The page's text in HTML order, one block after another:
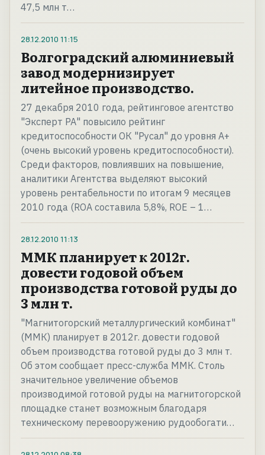
47,5 млн т…
28.12.2010 11:15
Волгоградский алюминиевый
завод модернизирует
литейное производство.
27 декабря 2010 года, рейтинговое агентство
"Эксперт РА" повысило рейтинг
кредитоспособности ОК "Русал" до уровня А+
(очень высокий уровень кредитоспособности).
Среди факторов, повлиявших на повышение,
аналитики Агентства выделяют высокий
уровень рентабельности по итогам 9 месяцев
2010 года (ROA составила 5,8%, ROE – 1…
28.12.2010 11:13
ММК планирует к 2012г.
довести годовой объем
производства готовой руды до
3 млн т.
"Магнитогорский металлургический комбинат"
(ММК) планирует в 2012г. довести годовой
объем производства готовой руды до 3 млн т.
Об этом сообщает пресс-служба ММК. Столь
значительное увеличение объемов
производимой готовой руды на магнитогорской
площадке станет возможным благодаря
техническому перевооружению рудообогати…